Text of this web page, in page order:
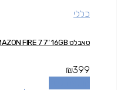
כללי
טאבלט AMAZON FIRE 7 7″ 16GB
₪399